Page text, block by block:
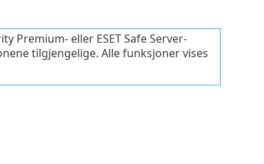
Premium- eller ESET Safe Server-
tilgjengelige. Alle funksjoner vises